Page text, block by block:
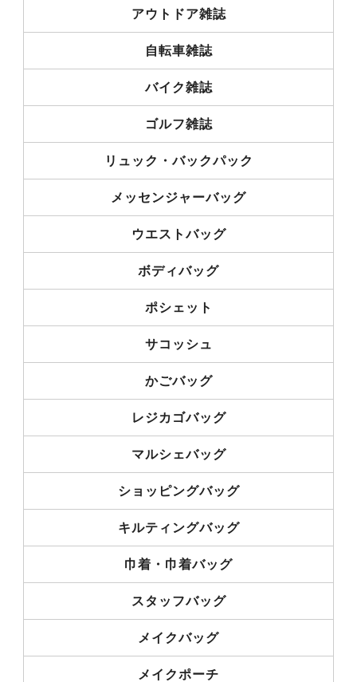
アウトドア雑誌
自転車雑誌
バイク雑誌
ゴルフ雑誌
リュック・バックパック
メッセンジャーバッグ
ウエストバッグ
ボディバッグ
ポシェット
サコッシュ
かごバッグ
レジカゴバッグ
マルシェバッグ
ショッピングバッグ
キルティングバッグ
巾着・巾着バッグ
スタッフバッグ
メイクバッグ
メイクポーチ